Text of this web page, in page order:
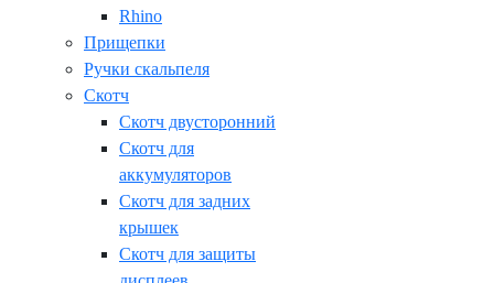
Rhino
Прищепки
Ручки скальпеля
Скотч
Скотч двусторонний
Скотч для
аккумуляторов
Скотч для задних
крышек
Скотч для защиты